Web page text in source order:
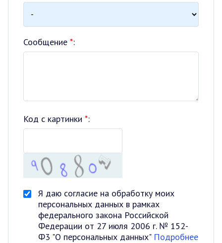
Сообщение *:
Код с картинки *:
Я даю согласие на обработку моих
персональных данных в рамках
федерального закона Российской
Федерации от 27 июля 2006 г. № 152-
Ф3 "О персональных данных" Подробнее